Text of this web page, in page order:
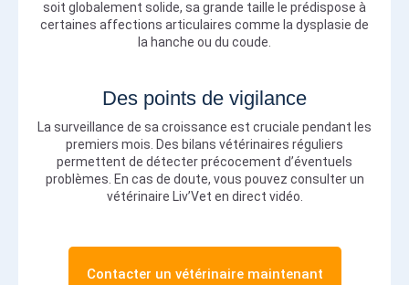
soit globalement solide, sa grande taille le prédispose à
certaines affections articulaires comme la dysplasie de
la hanche ou du coude.
Des points de vigilance
La surveillance de sa croissance est cruciale pendant les
premiers mois. Des bilans vétérinaires réguliers
permettent de détecter précocement d’éventuels
problèmes. En cas de doute, vous pouvez consulter un
vétérinaire Liv’Vet en direct vidéo.
Contacter un vétérinaire maintenant